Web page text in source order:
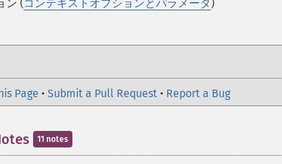
ン (コンテキストオプションとパラメータ )
Page • Submit a Pull Request • Report a Bug
11 notes